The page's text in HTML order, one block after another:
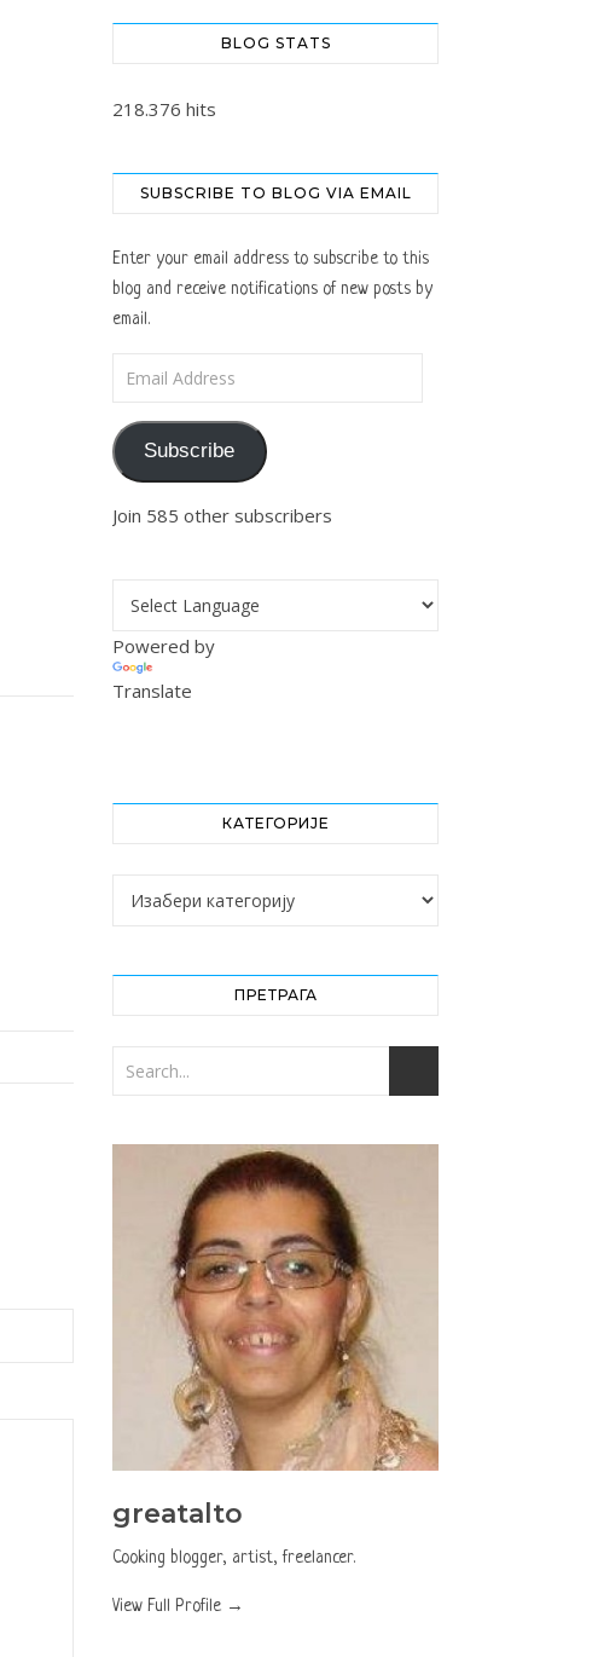
BLOG STATS
218.376 hits
SUBSCRIBE TO BLOG VIA EMAIL
Enter your email address to subscribe to this
blog and receive notifications of new posts by
email.
Subscribe
Join 585 other subscribers
Powered by
Translate
КАТЕГОРИЈЕ
Категорије
ПРЕТРАГА
greatalto
Cooking blogger, artist, freelancer.
View Full Profile →